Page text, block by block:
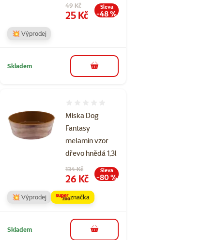
Původní cena
49 Kč
Cena
25 Kč
Sleva
-48 %
💥 Výprodej
Skladem do košíku
Miska Dog
Fantasy
melamin vzor
dřevo hnědá 1,3l
Původní cena
134 Kč
Cena
26 Kč
Sleva
-80 %
💥 Výprodej značka
Skladem do košíku